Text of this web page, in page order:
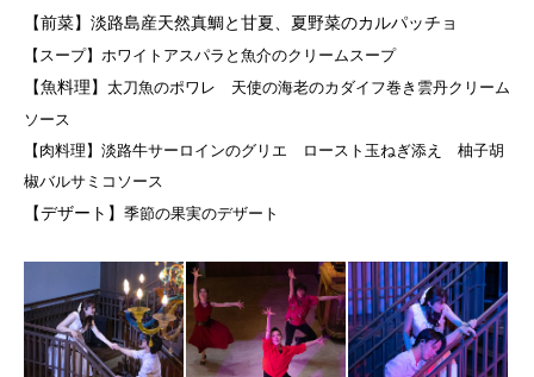
【前菜】 淡路島産天然真鯛と甘夏、夏野菜のカルパッチョ
【スープ】ホワイトアスパラと魚介のクリームスープ
【魚料理】 太刀魚のポワレ 天使の海老のカダイフ巻き雲丹クリーム
ソース
【肉料理】淡路牛サーロインのグリエ ロースト玉ねぎ添え 柚子胡
椒バルサミコソース
【デザート】 季節の果実のデザート